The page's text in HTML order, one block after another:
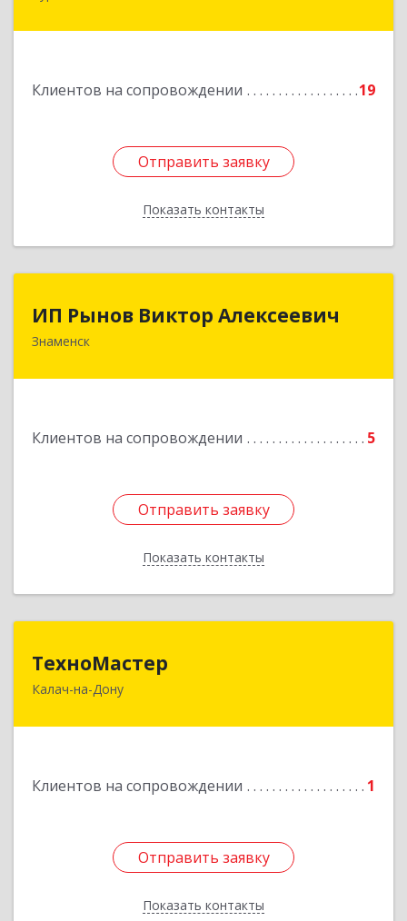
Клиентов на сопровождении 19
Отправить заявку
Показать контакты
Отправить заявку
Назад
ИП Рынов Виктор Алексеевич
Знаменск
Клиентов на сопровождении 5
Отправить заявку
Показать контакты
Отправить заявку
Назад
ТехноМастер
Калач-на-Дону
Клиентов на сопровождении 1
Отправить заявку
Показать контакты
404503, Волгоградская обл, Калач-на-Дону г,
Отправить заявку
Назад